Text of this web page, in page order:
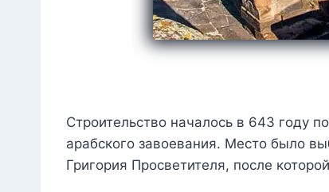
Строительство началось в 643 году
арабского завоевания. Место было
Григория Просветителя, после